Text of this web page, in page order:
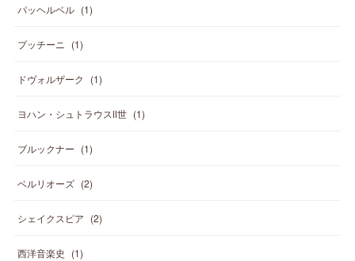
パッヘルベル (1)
プッチーニ (1)
ドヴォルザーク (1)
ヨハン・シュトラウスⅡ世 (1)
ブルックナー (1)
ベルリオーズ (2)
シェイクスピア (2)
西洋音楽史 (1)